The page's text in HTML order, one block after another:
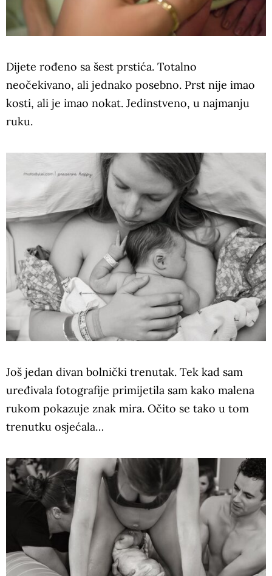
Dijete rođeno sa šest prstića. Totalno
neočekivano, ali jednako posebno. Prst nije imao
kosti, ali je imao nokat. Jedinstveno, u najmanju
ruku.
Još jedan divan bolnički trenutak. Tek kad sam
uređivala fotografije primijetila sam kako malena
rukom pokazuje znak mira. Očito se tako u tom
trenutku osjećala…